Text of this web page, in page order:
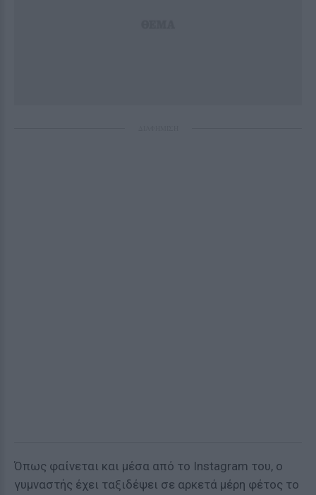
Όπως φαίνεται και μέσα από το Instagram του, ο
γυμναστής έχει ταξιδέψει σε αρκετά μέρη φέτος το